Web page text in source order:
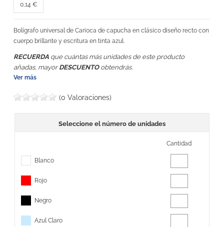
0,14 €
Bolígrafo universal de Carioca de capucha en clásico diseño recto con
cuerpo brillante y escritura en tinta azul.
RECUERDA que cuántas más unidades de este producto
añadas, mayor DESCUENTOobtendrás.
Ver más
(0 Valoraciones)
Seleccione el número de unidades
Cantidad
Blanco
Rojo
Negro
Azul Claro